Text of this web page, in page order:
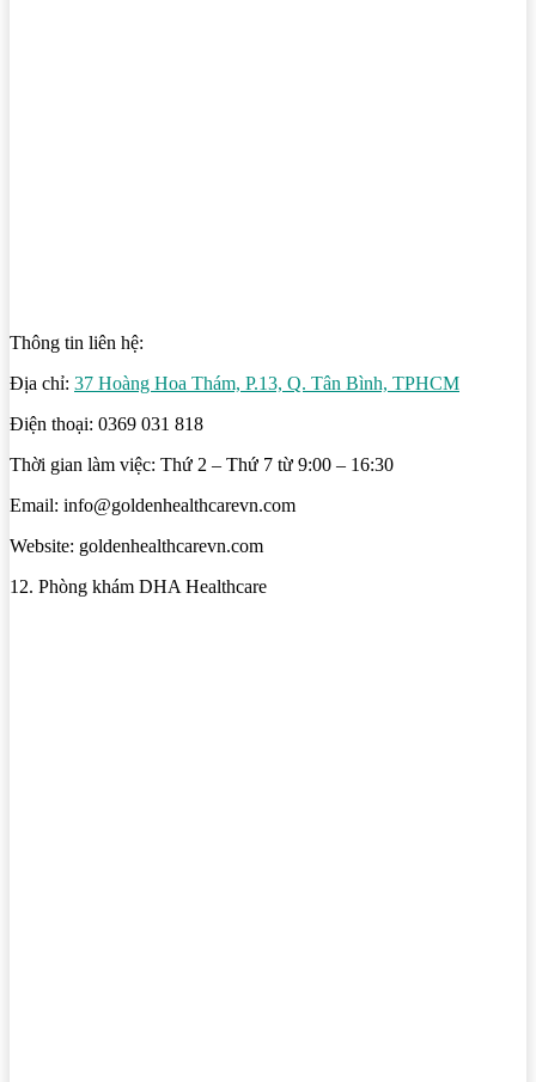
Thông tin liên hệ:
Địa chỉ: 37 Hoàng Hoa Thám, P.13, Q. Tân Bình, TPHCM
Điện thoại: 0369 031 818
Thời gian làm việc: Thứ 2 – Thứ 7 từ 9:00 – 16:30
Email: info@goldenhealthcarevn.com
Website: goldenhealthcarevn.com
12. Phòng khám DHA Healthcare